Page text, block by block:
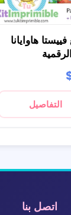
هاوايانا
التفاصيل
اتصل بنا